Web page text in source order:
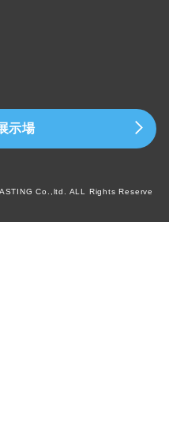
示場
Co.,ltd. ALL Rights Reserve